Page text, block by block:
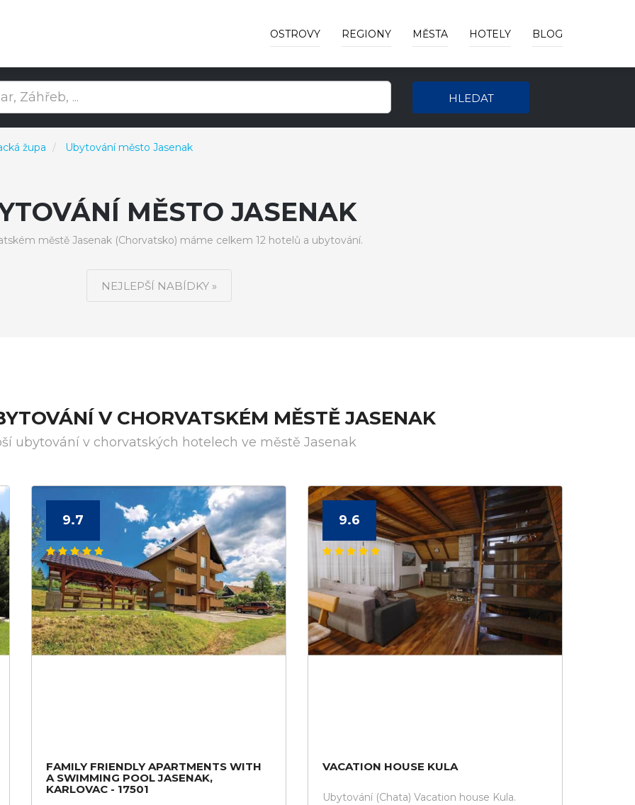
OSTROVY REGIONY MĚSTA HOTELY BLOG
HLEDAT
župa Ubytování město Jasenak
MĚSTO JASENAK
městě Jasenak (Chorvatsko) máme celkem 12 hotelů a ubytování.
NEJLEPŠÍ NABÍDKY »
V CHORVATSKÉM MĚSTĚ JASENAK
ubytování v chorvatských hotelech ve městě Jasenak
9.7
FAMILY FRIENDLY APARTMENTS WITH
A SWIMMING POOL JASENAK,
KARLOVAC - 17501
9.6
VACATION HOUSE KULA
Ubytování (Chata) Vacation house Kula.